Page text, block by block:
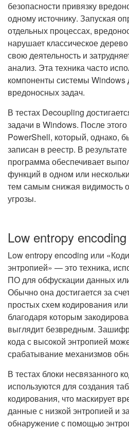
безопасности привязку
одному источнику. Запуская
отдельных процессах,
нарушает классическое
свою деятельность и
анализ. Эта техника часто
компоненты системы
вредоносных задач.
В тестах Decoupling
задачи в Windows. После
PowerShell, который, однако,
записан в реестр. В
программа обеспечивает
функций в одном или
тем самым снижая видимость
угрозы.
Low entropy encoding
Low entropy encoding или
энтропией» — это техника,
ПО для обфускации данных
Обычно она достигается за
простых схем кодирования
благодаря которым
выглядит безвредным.
кода с высокой энтропией
срабатывание механизмов
В тестах блоки несвязанного
используются для создания
кодирования, что маскирует
данные с низкой энтропией и
обнаружение с помощью